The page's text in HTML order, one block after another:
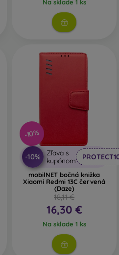
Na sklade 1 ks
-10%
-10%
Zľava s
kupónom
mobilNET bočná knižka
Xiaomi Redmi 13C červená
(Daze)
18,11 €
16,30 €
Na sklade 1 ks